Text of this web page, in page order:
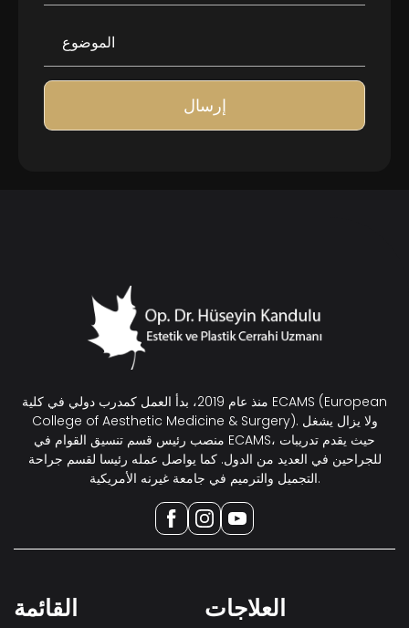
إرسال
منذ عام 2019، بدأ العمل كمدرب دولي في كلية ECAMS (European
College of Aesthetic Medicine & Surgery). ولا يزال يشغل
منصب رئيس قسم تنسيق القوام في ECAMS، حيث يقدم تدريبات
للجراحين في العديد من الدول. كما يواصل عمله رئيسا لقسم جراحة
التجميل والترميم في جامعة غيرنه الأمريكية.
القائمة العلاجات